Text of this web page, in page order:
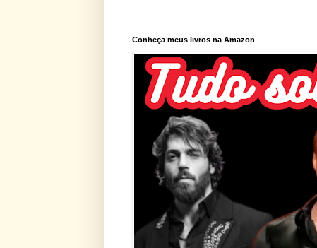
Conheça meus livros na Amazon